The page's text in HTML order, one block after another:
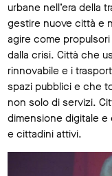
urbane nell’era della
gestire nuove città e
agire come
dalla crisi. Città che
rinnovabile e i
spazi pubblici e che
non solo di servizi.
dimensione digitale
e cittadini attivi.